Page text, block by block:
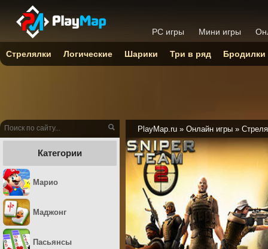
PlayMap.ru » Онлайн игры »
Категории
Марио
Маджонг
Пасьянсы
PC игры Мини игры
Стрелялки Логические Шарики Три в ряд Бродилки